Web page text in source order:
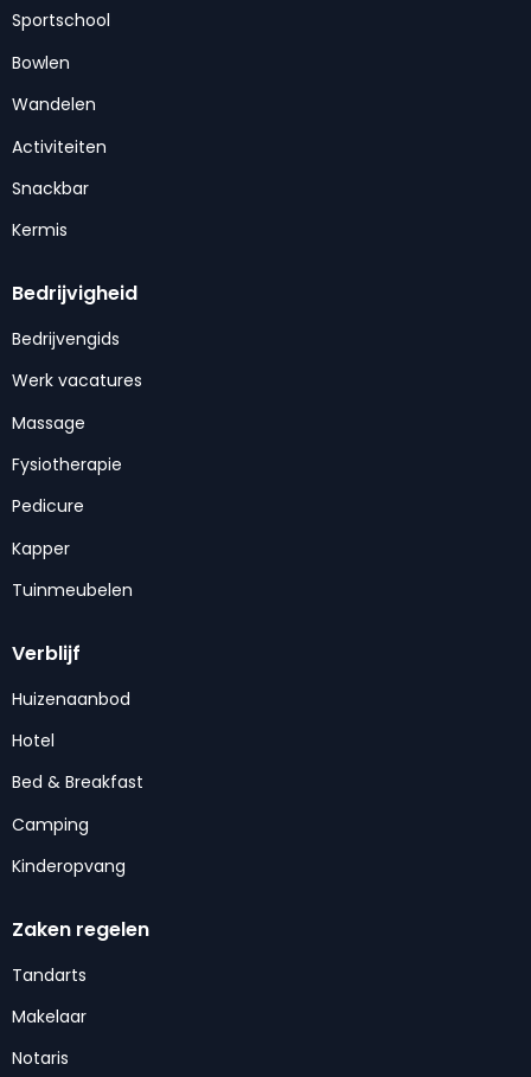
Sportschool
Bowlen
Wandelen
Activiteiten
Snackbar
Kermis
Bedrijvigheid
Bedrijvengids
Werk vacatures
Massage
Fysiotherapie
Pedicure
Kapper
Tuinmeubelen
Verblijf
Huizenaanbod
Hotel
Bed & Breakfast
Camping
Kinderopvang
Zaken regelen
Tandarts
Makelaar
Notaris